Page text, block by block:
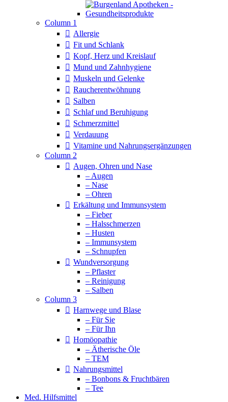
Column 1
Allergie
Fit und Schlank
Kopf, Herz und Kreislauf
Mund und Zahnhygiene
Muskeln und Gelenke
Raucherentwöhnung
Salben
Schlaf und Beruhigung
Schmerzmittel
Verdauung
Vitamine und Nahrungsergänzungen
Column 2
Augen, Ohren und Nase
– Augen
– Nase
– Ohren
Erkältung und Immunsystem
– Fieber
– Halsschmerzen
– Husten
– Immunsystem
– Schnupfen
Wundversorgung
– Pflaster
– Reinigung
– Salben
Column 3
Harnwege und Blase
– Für Sie
– Für Ihn
Homöopathie
– Ätherische Öle
– TEM
Nahrungsmittel
– Bonbons & Fruchtbären
– Tee
Med. Hilfsmittel